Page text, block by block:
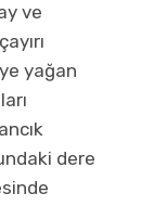
ve
yağan
dere